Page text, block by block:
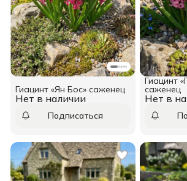
Нет в наличии
Гиацинт «Ян Бос» саженец
Подписаться
Нет в
Гиацинт
саженец